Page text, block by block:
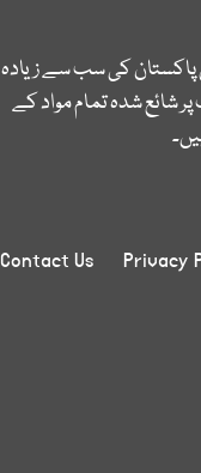
پاکستان کی سب سے زیادہ
شائع شدہ تمام مواد کے
Privacy
Contact Us